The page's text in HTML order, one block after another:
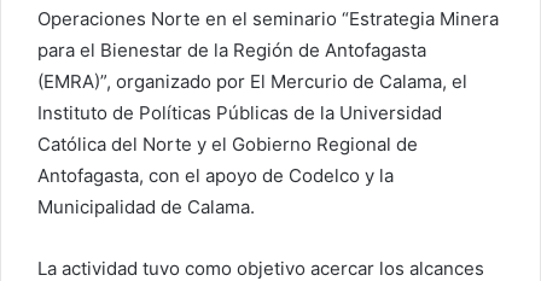
Operaciones Norte en el seminario “Estrategia Minera
para el Bienestar de la Región de Antofagasta
(EMRA)”, organizado por El Mercurio de Calama, el
Instituto de Políticas Públicas de la Universidad
Católica del Norte y el Gobierno Regional de
Antofagasta, con el apoyo de Codelco y la
Municipalidad de Calama.
La actividad tuvo como objetivo acercar los alcances